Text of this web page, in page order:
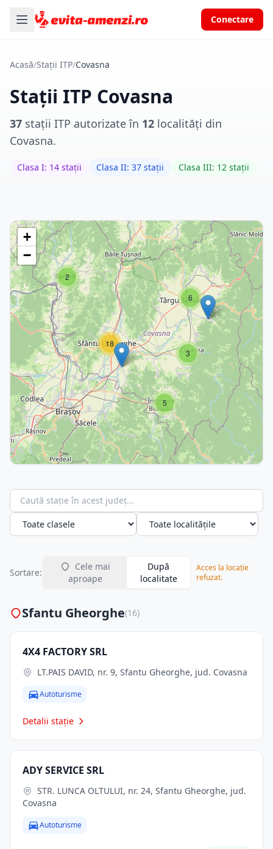
Conectare
Acasă/Stații ITP/Covasna
Stații ITP Covasna
37 stații ITP autorizate în 12 localități din
Covasna.
Clasa I: 14 stații Clasa II: 37 stații Clasa III: 12 stații
3
6
2
5
18
+
−
Sortare:
aproape
După
localitate
Acces la locație
refuzat.
Sfantu Gheorghe(16)
4X4 FACTORY SRL
LT.PAIS DAVID, nr. 9, Sfantu Gheorghe, jud. Covasna
Autoturisme
Detalii stație
ADY SERVICE SRL
Covasna
Autoturisme